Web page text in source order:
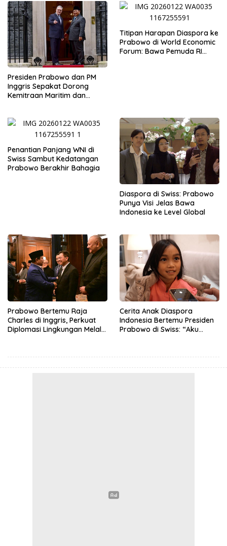
Presiden Prabowo dan PM
Inggris Sepakat Dorong
Kemitraan Maritim dan
Titipan Harapan Diaspora ke
Prabowo di World Economic
Forum: Bawa Pemuda RI
Penantian Panjang WNI di
Swiss Sambut Kedatangan
Prabowo Berakhir Bahagia
Diaspora di Swiss: Prabowo
Punya Visi Jelas Bawa
Indonesia ke Level Global
Prabowo Bertemu Raja
Charles di Inggris, Perkuat
Diplomasi Lingkungan Melalui
Cerita Anak Diaspora
Indonesia Bertemu Presiden
Prabowo di Swiss: “Aku